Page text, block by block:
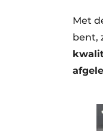
Met
bent,